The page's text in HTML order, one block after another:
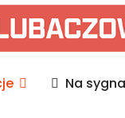
Na